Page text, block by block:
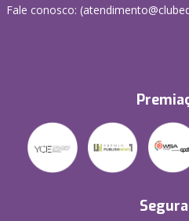
Fale conosco: